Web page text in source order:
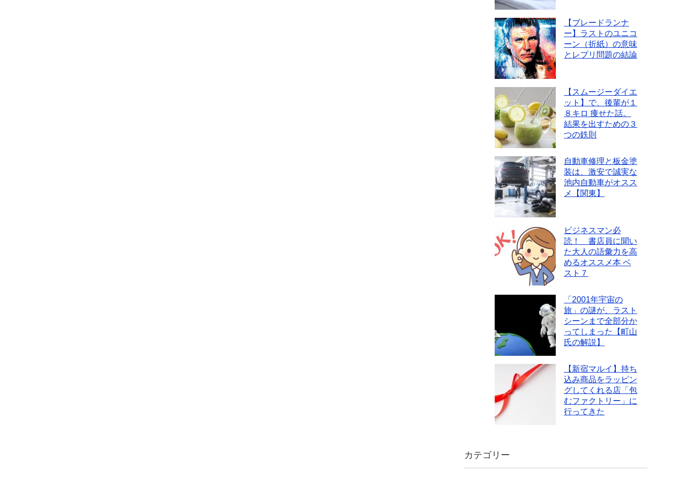
【ブレードランナ
ー】ラストのユニコ
ーン（折紙）の意味
とレプリ問題の結論
【スムージーダイエ
ット】で、後輩が１
８キロ 痩せた話。
結果を出すための３
つの鉄則
自動車修理と板金塗
装は、激安で誠実な
池内自動車がオスス
メ【関東】
ビジネスマン必
読！ 書店員に聞い
た大人の語彙力を高
めるオススメ本 ベ
スト７
「2001年宇宙の
旅」の謎が、ラスト
シーンまで全部分か
ってしまった【町山
氏の解説】
【新宿マルイ】持ち
込み商品をラッピン
グしてくれる店「包
むファクトリー」に
行ってきた
カテゴリー